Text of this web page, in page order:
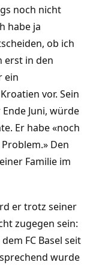
noch nicht
habe ja
ob ich
erst in den
ein
vor. Sein
Juni, würde
Er habe «noch
Den
Familie im
er trotz seiner
zugegen sein:
FC Basel seit
wurde